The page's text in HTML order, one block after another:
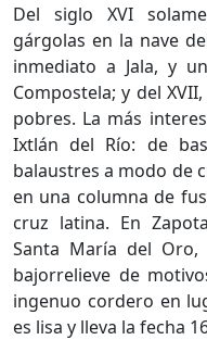
Del siglo XVI
gárgolas en la nave
inmediato a Jala, y
Compostela; y del
pobres. La más
Ixtlán del Río: de
balaustres a modo de
en una columna de
cruz latina. En
Santa María del
bajorrelieve de
ingenuo cordero en
es lisa y lleva la fecha